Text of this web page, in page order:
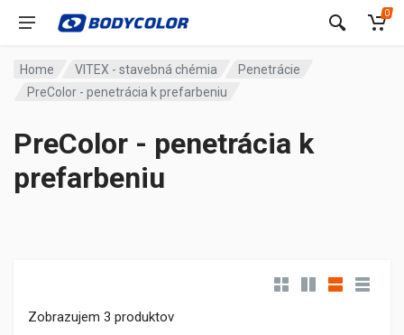
0
Home VITEX - stavebná chémia
Penetrácie
PreColor - penetrácia k prefarbeniu
PreColor - penetrácia k
prefarbeniu
Zobrazujem 3 produktov